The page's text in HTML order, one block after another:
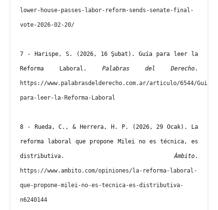
lower-house-passes-labor-reform-sends-senate-final-
vote-2026-02-20/
7 - Harispe, S. (2026, 16 Şubat). Guía para leer la
Reforma Laboral. Palabras del Derecho
https://www.palabrasdelderecho.com.ar/articulo/6544/Guia-
para-leer-la-Reforma-Laboral
8 - Rueda, C., & Herrera, H. P. (2026, 29 Ocak). La
reforma laboral que propone Milei no es técnica, es
distributiva. Ámbito
https://www.ambito.com/opiniones/la-reforma-laboral-
que-propone-milei-no-es-tecnica-es-distributiva-
n6240144